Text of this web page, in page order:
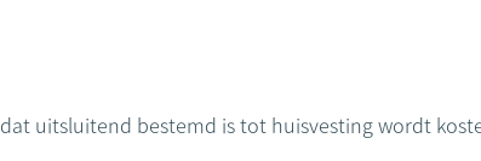
dat uitsluitend bestemd is tot huisvesting wordt